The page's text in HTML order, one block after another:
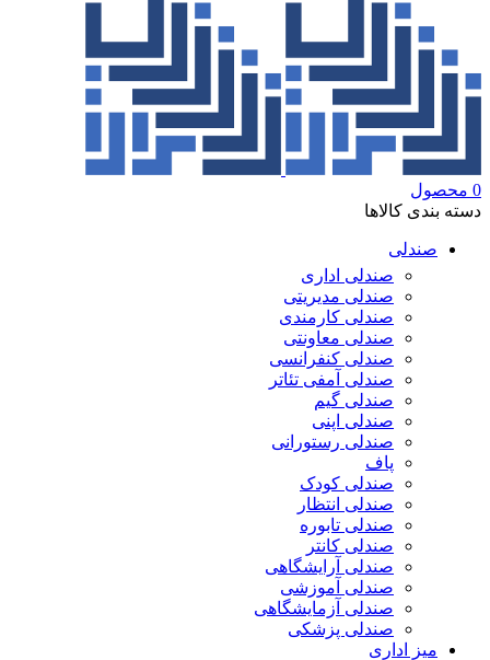
0 محصول
دسته بندی کالاها
صندلی
صندلی اداری
صندلی مدیریتی
صندلی کارمندی
صندلی معاونتی
صندلی کنفرانسی
صندلی آمفی تئاتر
صندلی گیم
صندلی اپنی
صندلی رستورانی
پاف
صندلی کودک
صندلی انتظار
صندلی تابوره
صندلی کانتر
صندلی آرایشگاهی
صندلی آموزشی
صندلی آزمایشگاهی
صندلی پزشکی
میز اداری